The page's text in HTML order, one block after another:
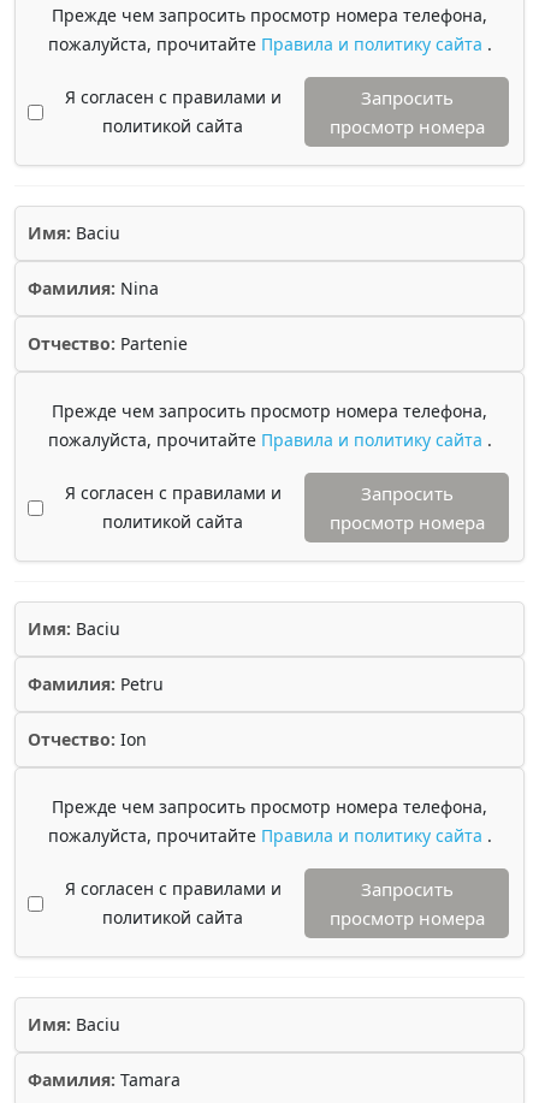
Прежде чем запросить просмотр номера телефона,
пожалуйста, прочитайте Правила и политику сайта .
Я согласен с правилами и
политикой сайта
Запросить
просмотр номера
Имя: Baciu
Фамилия: Nina
Отчество: Partenie
Прежде чем запросить просмотр номера телефона,
пожалуйста, прочитайте Правила и политику сайта .
Я согласен с правилами и
политикой сайта
Запросить
просмотр номера
Имя: Baciu
Фамилия: Petru
Отчество: Ion
Прежде чем запросить просмотр номера телефона,
пожалуйста, прочитайте Правила и политику сайта .
Я согласен с правилами и
политикой сайта
Запросить
просмотр номера
Имя: Baciu
Фамилия: Tamara